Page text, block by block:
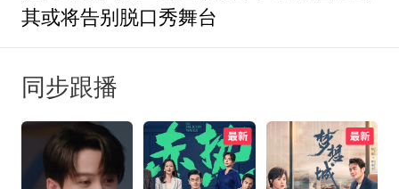
其或将告别脱口秀舞台
同步跟播